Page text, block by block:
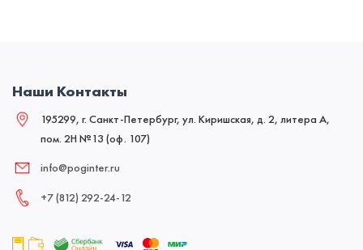
Наши Контакты
195299, г. Санкт-Петербург, ул. Киришская, д. 2, литера А,
пом. 2Н №13 (оф. 107)
info@poginter.ru
+7 (812) 292‑24‑12